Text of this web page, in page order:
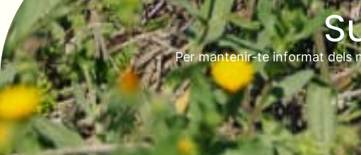
Per mantenir-te informat dels